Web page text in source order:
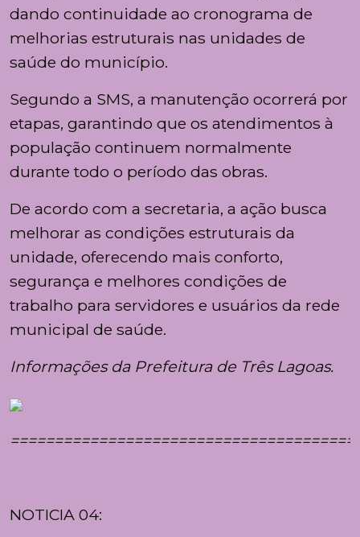
dando continuidade ao cronograma de
melhorias estruturais nas unidades de
saúde do município.
Segundo a SMS, a manutenção ocorrerá por
etapas, garantindo que os atendimentos à
população continuem normalmente
durante todo o período das obras.
De acordo com a secretaria, a ação busca
melhorar as condições estruturais da
unidade, oferecendo mais conforto,
segurança e melhores condições de
trabalho para servidores e usuários da rede
municipal de saúde.
Informações da Prefeitura de Três Lagoas.
NOTICIA 04: